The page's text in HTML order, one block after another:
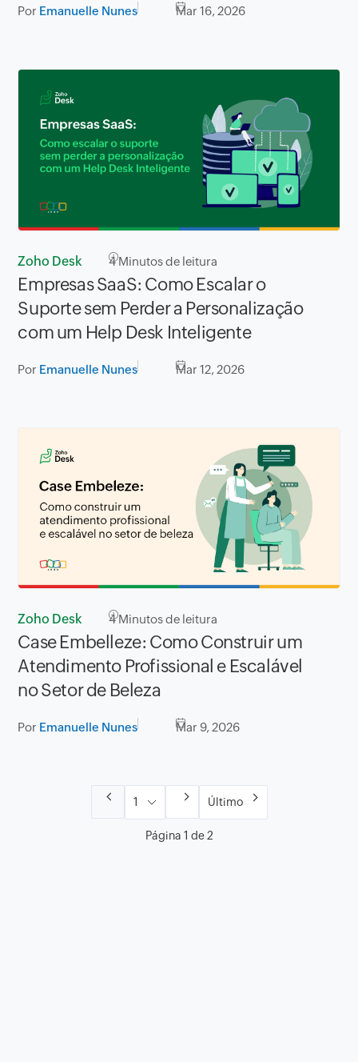
Por Emanuelle Nunes Mar 16, 2026
Zoho Desk 4Minutos de leitura
Empresas SaaS: Como Escalar o
Suporte sem Perder a Personalização
com um Help Desk Inteligente
Por Emanuelle Nunes Mar 12, 2026
Zoho Desk 4Minutos de leitura
Case Embelleze: Como Construir um
Atendimento Profissional e Escalável
no Setor de Beleza
Por Emanuelle Nunes Mar 9, 2026
Página 1 de 2
Último